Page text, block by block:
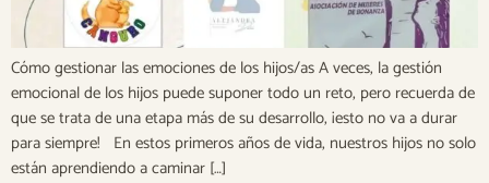
Cómo gestionar las emociones de los hijos/as A veces, la gestión
emocional de los hijos puede suponer todo un reto, pero recuerda de
que se trata de una etapa más de su desarrollo, ¡esto no va a durar
para siempre! En estos primeros años de vida, nuestros hijos no solo
están aprendiendo a caminar […]